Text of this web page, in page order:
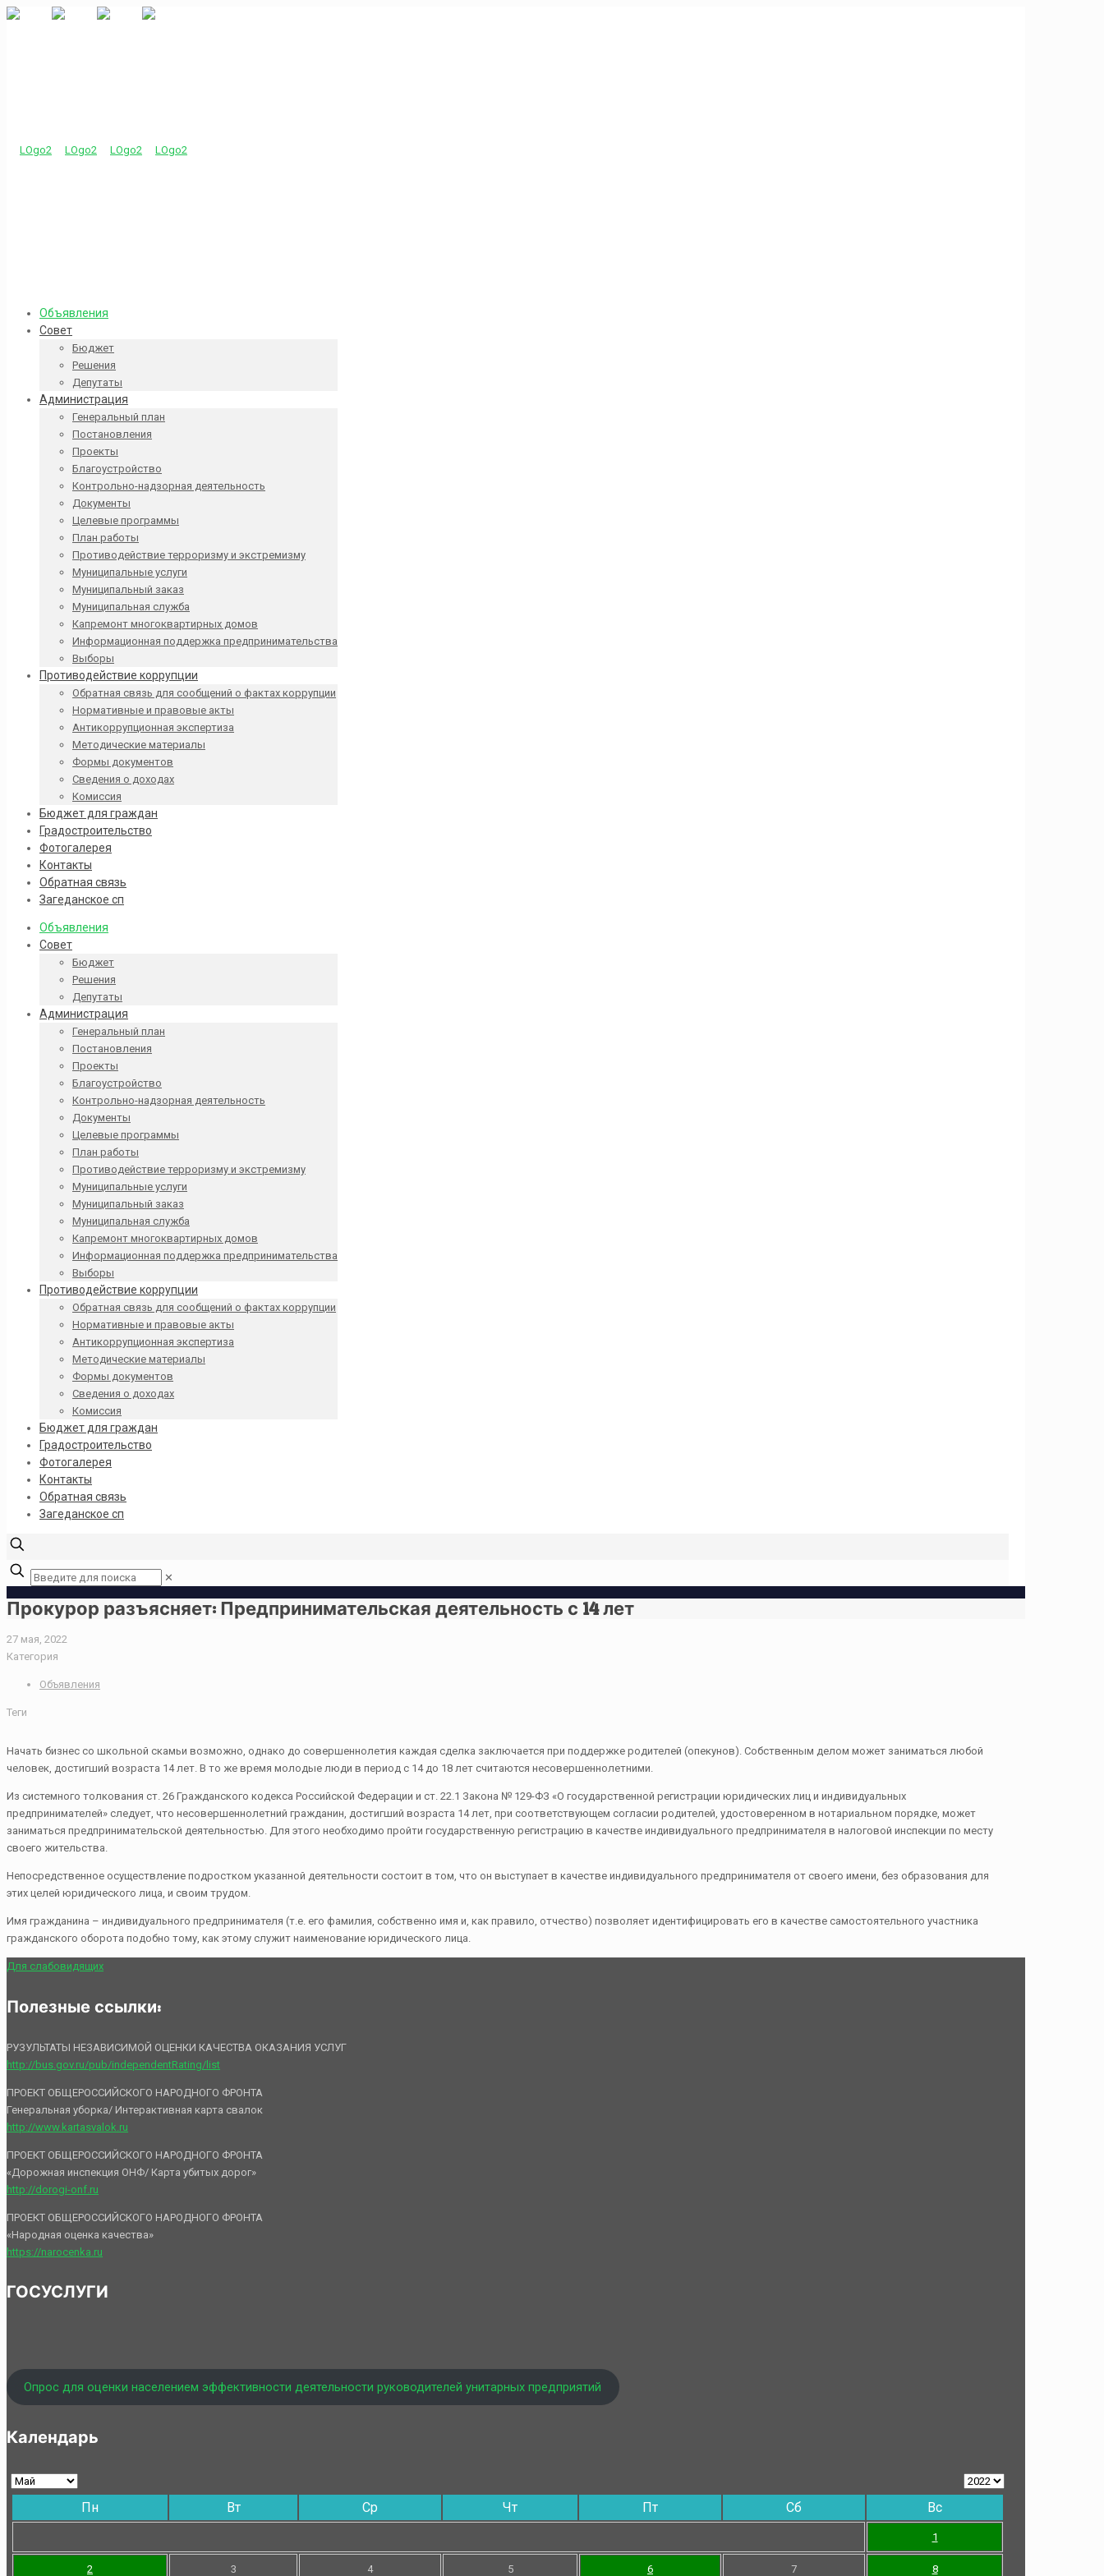
Объявления
Совет
Бюджет
Решения
Депутаты
Администрация
Генеральный план
Постановления
Проекты
Благоустройство
Контрольно-надзорная деятельность
Документы
Целевые программы
План работы
Противодействие терроризму и экстремизму
Муниципальные услуги
Муниципальный заказ
Муниципальная служба
Капремонт многоквартирных домов
Информационная поддержка предпринимательства
Выборы
Противодействие коррупции
Обратная связь для сообщений о фактах коррупции
Нормативные и правовые акты
Антикоррупционная экспертиза
Методические материалы
Формы документов
Сведения о доходах
Комиссия
Бюджет для граждан
Градостроительство
Фотогалерея
Контакты
Обратная связь
Загеданское сп
Объявления
Совет
Бюджет
Решения
Депутаты
Администрация
Генеральный план
Постановления
Проекты
Благоустройство
Контрольно-надзорная деятельность
Документы
Целевые программы
План работы
Противодействие терроризму и экстремизму
Муниципальные услуги
Муниципальный заказ
Муниципальная служба
Капремонт многоквартирных домов
Информационная поддержка предпринимательства
Выборы
Противодействие коррупции
Обратная связь для сообщений о фактах коррупции
Нормативные и правовые акты
Антикоррупционная экспертиза
Методические материалы
Формы документов
Сведения о доходах
Комиссия
Бюджет для граждан
Градостроительство
Фотогалерея
Контакты
Обратная связь
Загеданское сп
✕
Прокурор разъясняет: Предпринимательская деятельность с 14 лет
27 мая, 2022
Категория
Объявления
Теги
Начать бизнес со школьной скамьи возможно, однако до совершеннолетия каждая сделка заключается при поддержке родителей (опекунов). Собственным делом может заниматься любой
человек, достигший возраста 14 лет. В то же время молодые люди в период с 14 до 18 лет считаются несовершеннолетними.
Из системного толкования ст. 26 Гражданского кодекса Российской Федерации и ст. 22.1 Закона № 129-ФЗ «О государственной регистрации юридических лиц и индивидуальных
предпринимателей» следует, что несовершеннолетний гражданин, достигший возраста 14 лет, при соответствующем согласии родителей, удостоверенном в нотариальном порядке, может
заниматься предпринимательской деятельностью. Для этого необходимо пройти государственную регистрацию в качестве индивидуального предпринимателя в налоговой инспекции по месту
своего жительства.
Непосредственное осуществление подростком указанной деятельности состоит в том, что он выступает в качестве индивидуального предпринимателя от своего имени, без образования для
этих целей юридического лица, и своим трудом.
Имя гражданина – индивидуального предпринимателя (т.е. его фамилия, собственно имя и, как правило, отчество) позволяет идентифицировать его в качестве самостоятельного участника
гражданского оборота подобно тому, как этому служит наименование юридического лица.
Для слабовидящих
Полезные ссылки:
РУЗУЛЬТАТЫ НЕЗАВИСИМОЙ ОЦЕНКИ КАЧЕСТВА ОКАЗАНИЯ УСЛУГ
http://bus.gov.ru/pub/independentRating/list
ПРОЕКТ ОБЩЕРОССИЙСКОГО НАРОДНОГО ФРОНТА
Генеральная уборка/ Интерактивная карта свалок
http://www.kartasvalok.ru
ПРОЕКТ ОБЩЕРОССИЙСКОГО НАРОДНОГО ФРОНТА
«Дорожная инспекция ОНФ/ Карта убитых дорог»
http://dorogi-onf.ru
ПРОЕКТ ОБЩЕРОССИЙСКОГО НАРОДНОГО ФРОНТА
«Народная оценка качества»
https://narocenka.ru
ГОСУСЛУГИ
Опрос для оценки населением эффективности деятельности руководителей унитарных предприятий
Календарь
Пн Вт Ср Чт Пт Сб Вс
1
2 3 4 5 6 7 8